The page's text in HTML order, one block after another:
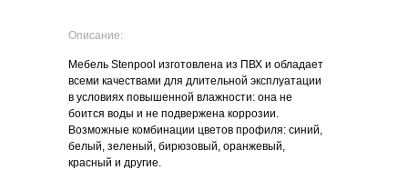
Мебель Stenpool изготовлена из ПВХ и обладает
всеми качествами для длительной эксплуатации
в условиях повышенной влажности: она не
боится воды и не подвержена коррозии.
Возможные комбинации цветов профиля: синий,
белый, зеленый, бирюзовый, оранжевый,
красный и другие.
Описание: